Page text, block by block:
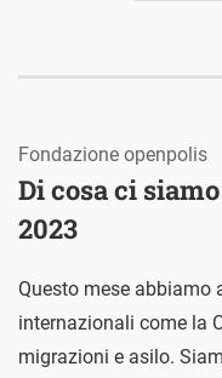
Di cosa ci
2023
Fondazione openpolis
Questo mese
internazionali come la
migrazioni e asilo.